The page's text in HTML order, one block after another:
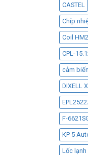
CASTEL
Chíp
Coil HM2
CPL-
cảm
DIXELL
F-
KP 5
Lốc lạnh